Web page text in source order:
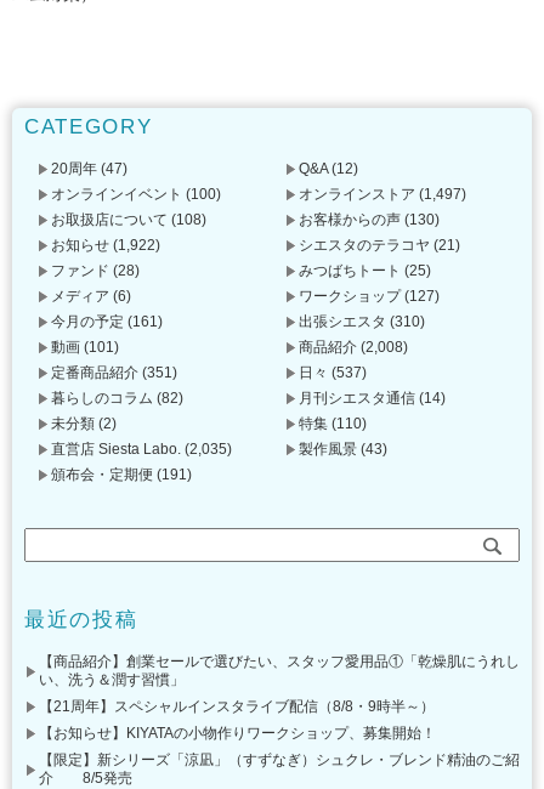
CATEGORY
20周年 (47) Q&A(12)
オンラインイベント (100) オンラインストア (1,497)
お取扱店について (108) お客様からの声 (130)
お知らせ (1,922) シエスタのテラコヤ (21)
ファンド (28) みつばちトート (25)
メディア (6) ワークショップ(127)
今月の予定 (161) 出張シエスタ (310)
動画 (101) 商品紹介 (2,008)
定番商品紹介 (351) 日々 (537)
暮らしのコラム (82) 月刊シエスタ通信 (14)
未分類 (2) 特集 (110)
直営店 Siesta Labo. (2,035) 製作風景 (43)
頒布会・定期便 (191)
最近の投稿
【商品紹介】創業セールで選びたい、スタッフ愛用品①「乾燥肌にうれし
い、洗う＆潤す習慣」
【21周年】スペシャルインスタライブ配信（8/8・9時半～）
【お知らせ】KIYATAの小物作りワークショップ、募集開始！
【限定】新シリーズ「涼凪」（すずなぎ）シュクレ・ブレンド精油のご紹
介 8/5発売